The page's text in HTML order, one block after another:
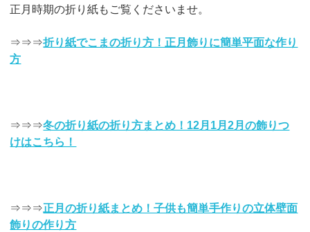
正月時期の折り紙もご覧くださいませ。
⇒⇒⇒折り紙でこまの折り方！正月飾りに簡単平面な作り
方
⇒⇒⇒冬の折り紙の折り方まとめ！12月1月2月の飾りつ
けはこちら！
⇒⇒⇒正月の折り紙まとめ！子供も簡単手作りの立体壁面
飾りの作り方